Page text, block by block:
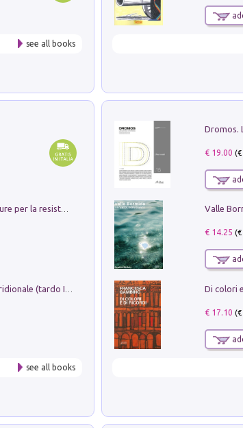
see all books
Memorial Santa Giulia. Sculture per la resistenza Monchio di Palagano
see all books
€ 19.00
Valle
€ 14.25
Di colori
€ 17.10